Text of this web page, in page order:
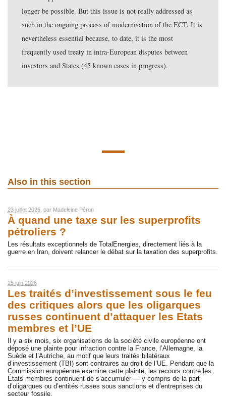
longer be possible. But this issue is not really addressed as
such in the ongoing process of modernisation of the ECT. It is
nevertheless essential because, to date, it is the most
frequently used treaty in intra-European disputes between
investors and States (45 known cases in progress).
Also in this section
23 juillet 2026 , par Madeleine Péron
À quand une taxe sur les superprofits
pétroliers ?
Les résultats exceptionnels de TotalEnergies, directement liés à la
guerre en Iran, doivent relancer le débat sur la taxation des superprofits.
25 juin 2026
Les traités d’investissement sous le feu
des critiques alors que les oligarques
russes continuent d’attaquer les Etats
membres et l’UE
Il y a six mois, six organisations de la société civile européenne ont
déposé une plainte pour infraction contre la France, l’Allemagne, la
Suède et l’Autriche, au motif que leurs traités bilatéraux
d’investissement (TBI) sont contraires au droit de l’UE. Pendant que la
Commission européenne examine cette plainte, les recours contre les
États membres continuent de s’accumuler — y compris de la part
d’oligarques ou d’entités russes sous sanctions et d’entreprises du
secteur fossile.